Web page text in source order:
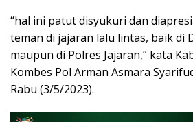
“hal ini patut disyukuri dan
teman di jajaran lalu lintas, baik di
maupun di Polres Jajaran,” kata
Kombes Pol Arman Asmara
Rabu (3/5/2023).